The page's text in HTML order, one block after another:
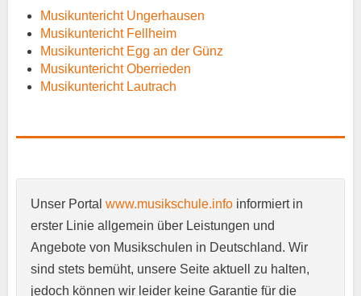
Anschrift
Musikuntericht Ungerhausen
Musikuntericht Fellheim
Musikuntericht Egg an der Günz
Musikuntericht Oberrieden
Musikuntericht Lautrach
Unser Portal www.musikschule.info informiert in
erster Linie allgemein über Leistungen und
Angebote von Musikschulen in Deutschland. Wir
sind stets bemüht, unsere Seite aktuell zu halten,
jedoch können wir leider keine Garantie für die